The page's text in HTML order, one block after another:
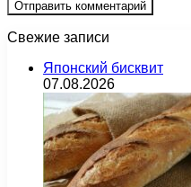
Свежие записи
Японский бисквит
07.08.2026